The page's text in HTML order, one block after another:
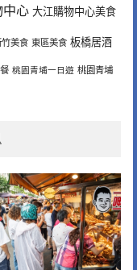
中心 大江購物中心美食
竹美食 東區美食 板橋居酒
桃園青埔一日遊 桃園青埔